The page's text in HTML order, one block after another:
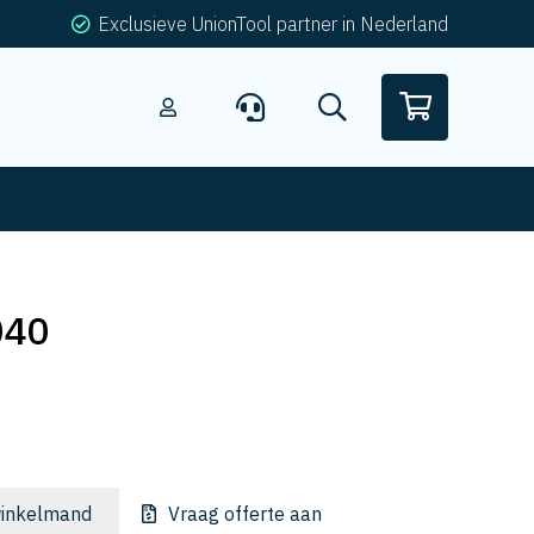
Exclusieve UnionTool partner in Nederland
Vraag offerte aan